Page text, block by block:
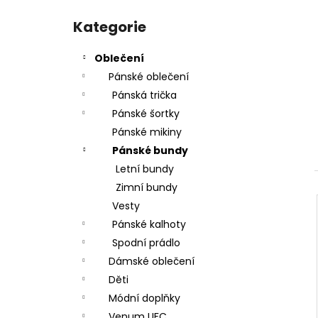
kategorie
Kategorie
Oblečení
Pánské oblečení
Pánská trička
Pánské šortky
Pánské mikiny
Pánské bundy
Letní bundy
Zimní bundy
Vesty
Pánské kalhoty
Spodní prádlo
Dámské oblečení
Děti
Módní doplňky
03830-108